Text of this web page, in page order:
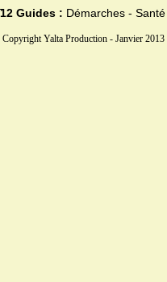
12 Guides : Démarches -
Copyright Yalta Production - Janvier